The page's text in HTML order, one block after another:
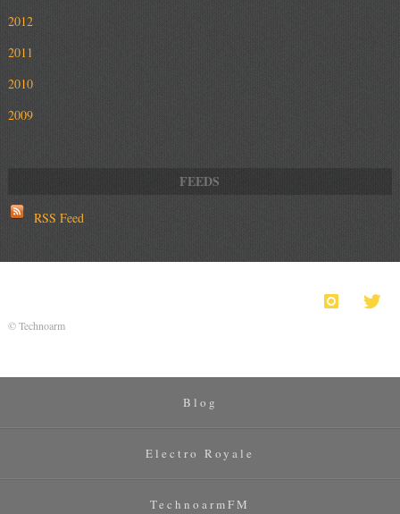
2012
2011
2010
2009
RSS Feed
© Technoarm
Blog
Electro Royale
TechnoarmFM